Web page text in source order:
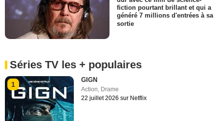
fiction pourtant brillant et qui a
généré 7 millions d'entrées à sa
sortie
Séries TV les + populaires
1
GIGN
Action Drame
22 juillet 2026 sur Netflix